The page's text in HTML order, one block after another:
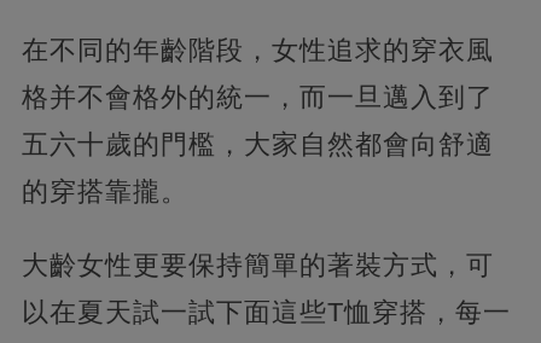
在不同的年齡階段，女性追求的穿衣風
格并不會格外的統一，而一旦邁入到了
五六十歲的門檻，大家自然都會向舒適
的穿搭靠攏。
大齡女性更要保持簡單的著裝方式，可
以在夏天試一試下面這些T恤穿搭，每一